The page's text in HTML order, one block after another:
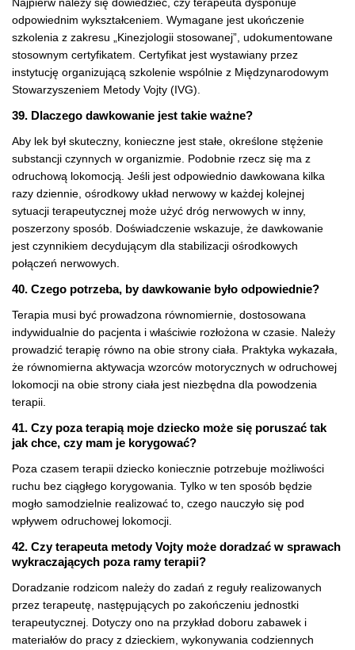
odpowiednim wykształceniem. Wymagane jest ukończenie
szkolenia z zakresu „Kinezjologii stosowanej”, udokumentowane
stosownym certyfikatem. Certyfikat jest wystawiany przez
instytucję organizującą szkolenie wspólnie z Międzynarodowym
Stowarzyszeniem Metody Vojty (IVG).
39. Dlaczego dawkowanie jest takie ważne?
Aby lek był skuteczny, konieczne jest stałe, określone stężenie
substancji czynnych w organizmie. Podobnie rzecz się ma z
odruchową lokomocją. Jeśli jest odpowiednio dawkowana kilka
razy dziennie, ośrodkowy układ nerwowy w każdej kolejnej
sytuacji terapeutycznej może użyć dróg nerwowych w inny,
poszerzony sposób. Doświadczenie wskazuje, że dawkowanie
jest czynnikiem decydującym dla stabilizacji ośrodkowych
połączeń nerwowych.
40. Czego potrzeba, by dawkowanie było odpowiednie?
Terapia musi być prowadzona równomiernie, dostosowana
indywidualnie do pacjenta i właściwie rozłożona w czasie. Należy
prowadzić terapię równo na obie strony ciała. Praktyka wykazała,
że równomierna aktywacja wzorców motorycznych w odruchowej
lokomocji na obie strony ciała jest niezbędna dla powodzenia
terapii.
41. Czy poza terapią moje dziecko może się poruszać tak
jak chce, czy mam je korygować?
Poza czasem terapii dziecko koniecznie potrzebuje możliwości
ruchu bez ciągłego korygowania. Tylko w ten sposób będzie
mogło samodzielnie realizować to, czego nauczyło się pod
wpływem odruchowej lokomocji.
42. Czy terapeuta metody Vojty może doradzać w sprawach
wykraczających poza ramy terapii?
Doradzanie rodzicom należy do zadań z reguły realizowanych
przez terapeutę, następujących po zakończeniu jednostki
terapeutycznej. Dotyczy ono na przykład doboru zabawek i
materiałów do pracy z dzieckiem, wykonywania codziennych